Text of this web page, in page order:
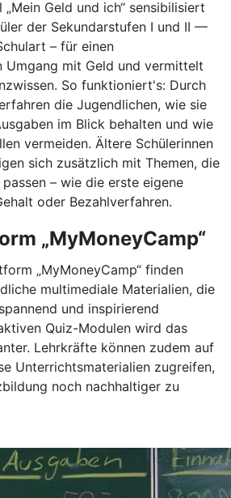
Geld und ich“ sensibilisiert
der Sekundarstufen I und II —
– für einen
mit Geld und vermittelt
So funktioniert's: Durch
die Jugendlichen, wie sie
im Blick behalten und wie
vermeiden. Ältere Schülerinnen
sich zusätzlich mit Themen, die
– wie die erste eigene
oder Bezahlverfahren.
„MyMoneyCamp“
„MyMoneyCamp“ finden
multimediale Materialien, die
und inspirierend
Quiz-Modulen wird das
Lehrkräfte können zudem auf
Unterrichtsmaterialien zugreifen,
noch nachhaltiger zu